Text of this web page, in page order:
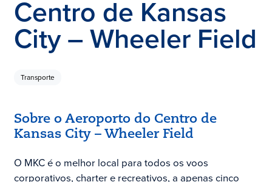
Centro de Kansas
City – Wheeler Field
Transporte
Sobre o Aeroporto do Centro de
Kansas City – Wheeler Field
O MKC é o melhor local para todos os voos
corporativos, charter e recreativos, a apenas cinco